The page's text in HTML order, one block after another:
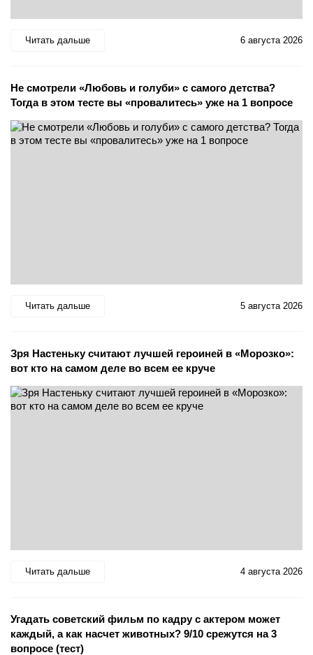
Читать дальше 6 августа 2026
Не смотрели «Любовь и голуби» с самого детства?
Тогда в этом тесте вы «провалитесь» уже на 1 вопросе
Читать дальше 5 августа 2026
Зря Настеньку считают лучшей героиней в «Морозко»:
вот кто на самом деле во всем ее круче
Читать дальше 4 августа 2026
Угадать советский фильм по кадру с актером может
каждый, а как насчет животных? 9/10 срежутся на 3
вопросе (тест)